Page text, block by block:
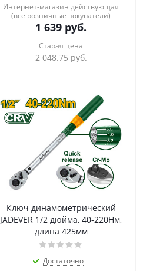
Интернет-магазин действующая
(все розничные покупатели)
1 639 руб.
Старая цена
2 048.75руб.
Ключ динамометрический
JADEVER 1/2 дюйма, 40-220Нм,
длина 425мм
Достаточно